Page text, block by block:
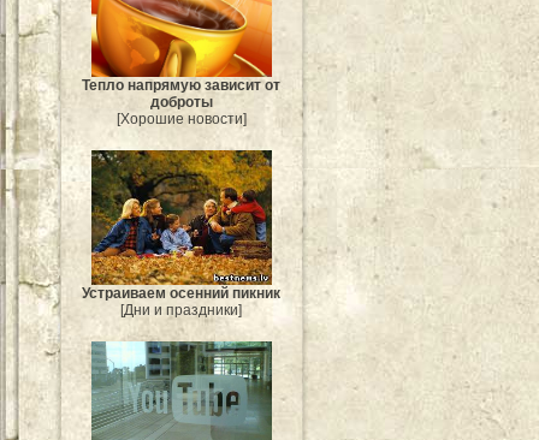
Тепло напрямую зависит от
доброты
[Хорошие новости]
Устраиваем осенний пикник
[Дни и праздники]